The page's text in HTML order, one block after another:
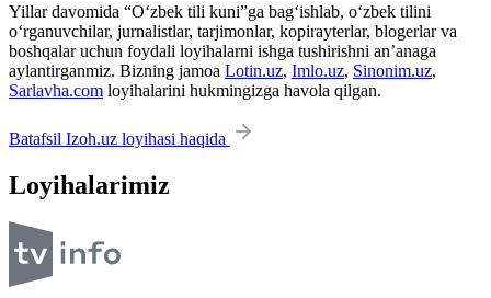
Yillar davomida “O‘zbek tili kuni”ga bag‘ishlab, o‘zbek tilini
o‘rganuvchilar, jurnalistlar, tarjimonlar, kopirayterlar, blogerlar va
boshqalar uchun foydali loyihalarni ishga tushirishni an’anaga
aylantirganmiz. Bizning jamoa Lotin.uz, Imlo.uz, Sinonim.uz,
Sarlavha.com loyihalarini hukmingizga havola qilgan.
Batafsil Izoh.uz loyihasi haqida
Loyihalarimiz